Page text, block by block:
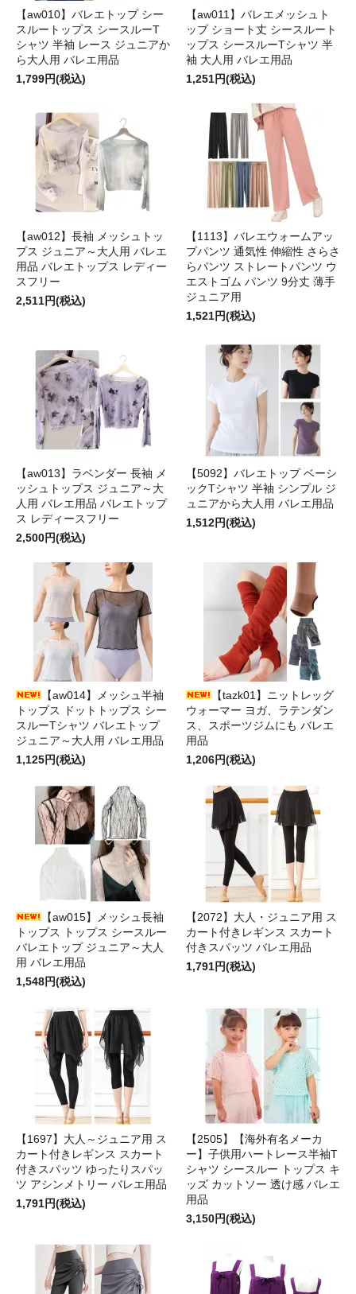
【aw010】バレエトップ シー
スルートップス シースルーT
シャツ 半袖 レース ジュニアか
ら大人用 バレエ用品
1,799円(税込)
【aw011】バレエメッシュト
ップ ショート丈 シースルート
ップス シースルーTシャツ 半
袖 大人用 バレエ用品
1,251円(税込)
【aw012】長袖 メッシュトッ
プス ジュニア～大人用 バレエ
用品 バレエトップス レディー
スフリー
2,511円(税込)
【1113】バレエウォームアッ
プパンツ 通気性 伸縮性 さらさ
らパンツ ストレートパンツ ウ
エストゴム パンツ 9分丈 薄手
ジュニア用
1,521円(税込)
【aw013】ラベンダー 長袖 メ
ッシュトップス ジュニア～大
人用 バレエ用品 バレエトップ
ス レディースフリー
2,500円(税込)
【5092】バレエトップ ベーシ
ックTシャツ 半袖 シンプル ジ
ュニアから大人用 バレエ用品
1,512円(税込)
【aw014】メッシュ半袖
トップス ドットトップス シー
スルーTシャツ バレエトップ
ジュニア～大人用 バレエ用品
1,125円(税込)
【tazk01】ニットレッグ
ウォーマー ヨガ、ラテンダン
ス、スポーツジムにも バレエ
用品
1,206円(税込)
【aw015】メッシュ長袖
トップス トップス シースルー
バレエトップ ジュニア～大人
用 バレエ用品
1,548円(税込)
【2072】大人・ジュニア用 ス
カート付きレギンス スカート
付きスパッツ バレエ用品
1,791円(税込)
【1697】大人～ジュニア用 ス
カート付きレギンス スカート
付きスパッツ ゆったりスパッ
ツ アシンメトリー バレエ用品
1,791円(税込)
【2505】【海外有名メーカ
ー】子供用ハートレース半袖T
シャツ シースルー トップス キ
ッズ カットソー 透け感 バレエ
用品
3,150円(税込)